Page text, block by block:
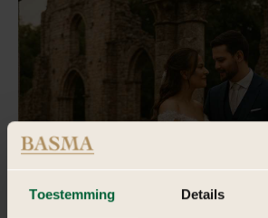
Toestemming Details